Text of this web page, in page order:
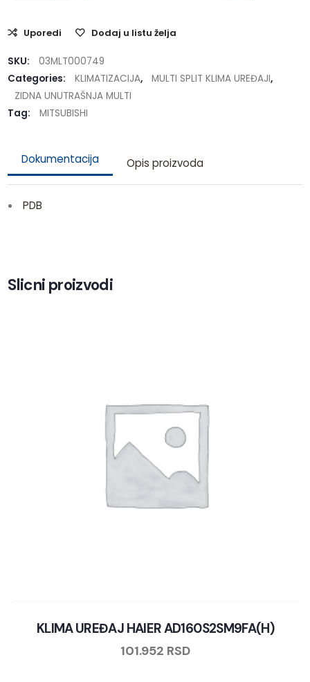
Uporedi Dodaj u listu želja
SKU:
03MLT000749
Categories:
KLIMATIZACIJA, MULTI SPLIT KLIMA UREĐAJI,
ZIDNA UNUTRAŠNJA MULTI
Tag:
MITSUBISHI
Dokumentacija Opis proizvoda
PDB
Slicni proizvodi
KLIMA UREĐAJ HAIER AD160S2SM9FA(H)
101.952 RSD